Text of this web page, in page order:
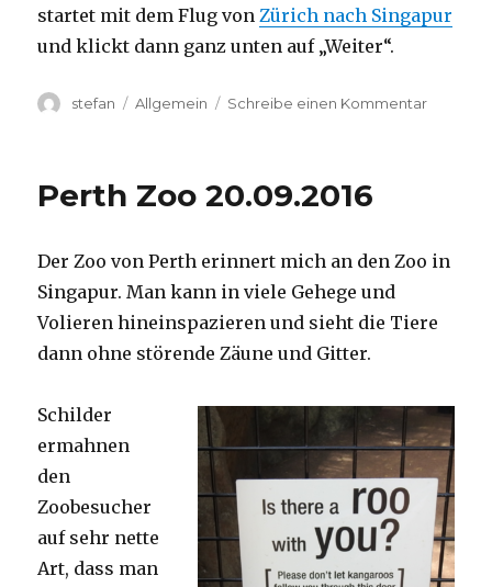
startet mit dem Flug vonZürich nach Singapur
und klickt dann ganz unten auf „Weiter“.
Autor
stefan Kategorien
Allgemein Schreibe einen Kommentarzu
Perth
Perth Zoo 20.09.2016
Der Zoo von Perth erinnert mich an den Zoo in
Singapur. Man kann in viele Gehege und
Volieren hineinspazieren und sieht die Tiere
dann ohne störende Zäune und Gitter.
Schilder
ermahnen
den
Zoobesucher
auf sehr nette
Art, dass man